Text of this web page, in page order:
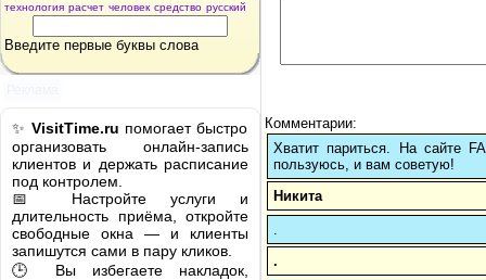
технология расчет человек средство русский
Введите первые буквы слова
✨ VisitTime.ru помогает быстро
организовать онлайн-запись
клиентов и держать расписание
под контролем.
📅 Настройте услуги и
длительность приёма, откройте
свободные окна — и клиенты
запишутся сами в пару кликов.
🕒 Вы избегаете накладок,
Комментарии:
Хватит париться. На сайте
пользуюсь, и вам советую!
Никита
.